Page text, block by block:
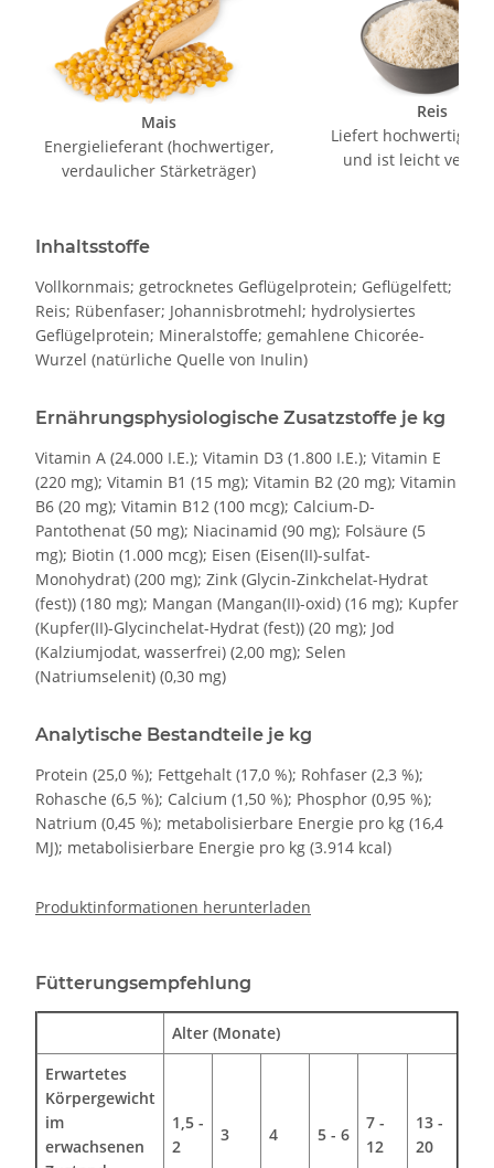
Mais
Energielieferant (hochwertiger,
verdaulicher Stärketräger)
Reis
Liefert hochwertiges
und ist leicht
Inhaltsstoffe
Vollkornmais; getrocknetes Geflügelprotein; Geflügelfett;
Reis; Rübenfaser; Johannisbrotmehl; hydrolysiertes
Geflügelprotein; Mineralstoffe; gemahlene Chicorée-
Wurzel (natürliche Quelle von Inulin)
Ernährungsphysiologische Zusatzstoffe je kg
Vitamin A (24.000 I.E.); Vitamin D3 (1.800 I.E.); Vitamin E
(220 mg); Vitamin B1 (15 mg); Vitamin B2 (20 mg); Vitamin
B6 (20 mg); Vitamin B12 (100 mcg); Calcium-D-
Pantothenat (50 mg); Niacinamid (90 mg); Folsäure (5
mg); Biotin (1.000 mcg); Eisen (Eisen(II)-sulfat-
Monohydrat) (200 mg); Zink (Glycin-Zinkchelat-Hydrat
(fest)) (180 mg); Mangan (Mangan(II)-oxid) (16 mg); Kupfer
(Kupfer(II)-Glycinchelat-Hydrat (fest)) (20 mg); Jod
(Kalziumjodat, wasserfrei) (2,00 mg); Selen
(Natriumselenit) (0,30 mg)
Analytische Bestandteile je kg
Protein (25,0 %); Fettgehalt (17,0 %); Rohfaser (2,3 %);
Rohasche (6,5 %); Calcium (1,50 %); Phosphor (0,95 %);
Natrium (0,45 %); metabolisierbare Energie pro kg (16,4
MJ); metabolisierbare Energie pro kg (3.914 kcal)
Produktinformationen herunterladen
Fütterungsempfehlung
Alter (Monate)
Erwartetes
Körpergewicht
im
erwachsenen
1,5 -
2
3 4 5 - 6
7 -
12
13 -
20